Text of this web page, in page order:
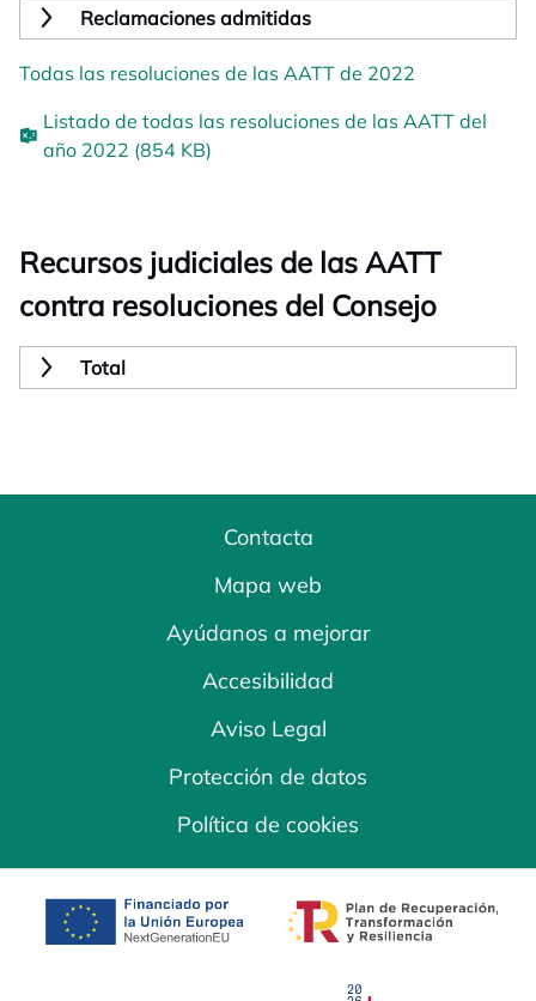
Reclamaciones admitidas
Todas las resoluciones de las AATT de 2022
Listado de todas las resoluciones de las AATT del
año 2022 (854 KB)
Recursos judiciales de las AATT
contra resoluciones del Consejo
Total
Contacta
Mapa web
Ayúdanos a mejorar
Accesibilidad
Aviso Legal
Protección de datos
Política de cookies
se abre en una pestaña nuevase abre en una